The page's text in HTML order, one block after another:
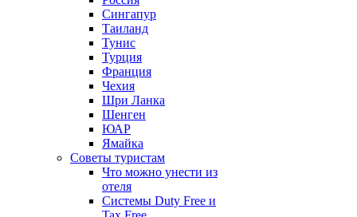
Сингапур
Таиланд
Тунис
Турция
Франция
Чехия
Шри Ланка
Шенген
ЮАР
Ямайка
Советы туристам
Что можно унести из
отеля
Системы Duty Free и